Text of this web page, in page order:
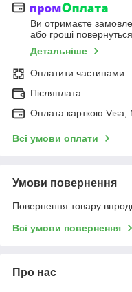
Ви отримаєте
або гроші
Детальніше
Оплатити частинами
Післяплата
Оплата карткою Visa,
Всі умови оплати
Умови повернення
Повернення товару
Всі умови повернення
Про нас